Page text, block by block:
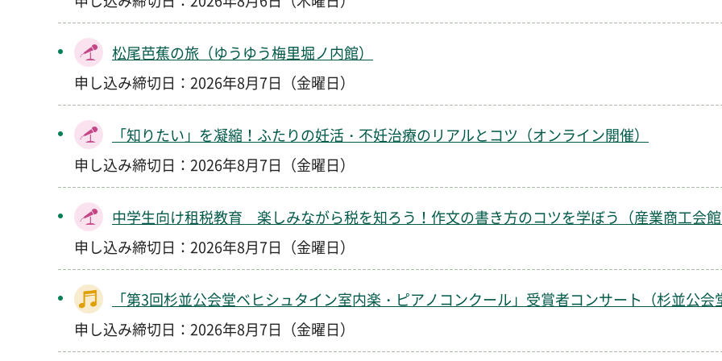
松尾芭蕉の旅（ゆうゆう梅里堀ノ内館）
申し込み締切日：2026年8月7日（金曜日）
「知りたい」を凝縮！ふたりの妊活・不妊治療のリアルとコツ（オンライン開催）
申し込み締切日：2026年8月7日（金曜日）
中学生向け租税教育 楽しみながら税を知ろう！作文の書き方のコツを学ぼう（産業商工会
申し込み締切日：2026年8月7日（金曜日）
「第3回杉並公会堂ベヒシュタイン室内楽・ピアノコンクール」受賞者コンサート（杉並公会
申し込み締切日：2026年8月7日（金曜日）